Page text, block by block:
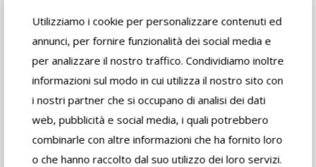
Utilizziamo i cookie per personalizzare contenuti ed
annunci, per fornire funzionalità dei social media e
per analizzare il nostro traffico. Condividiamo inoltre
informazioni sul modo in cui utilizza il nostro sito con
i nostri partner che si occupano di analisi dei dati
web, pubblicità e social media, i quali potrebbero
combinarle con altre informazioni che ha fornito loro
o che hanno raccolto dal suo utilizzo dei loro servizi.
Download
Safety card